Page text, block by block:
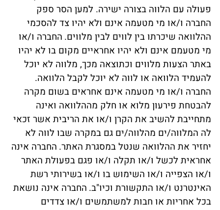
פעולה עם הלווה בצורה ישירה. למען הסר ספק
החברה ו/או מי מטעמה אינם ולא יהיו צד להסכמי
ההלוואה שיכרתו בין לווים לבין מלווים. החברה ו/או
מי מטעמם אינם ולא יהיו אחראיים מקום בו לא יהיו
באתר הצעות מלווים וכתוצאה מכך, מלווה לא יוכל
להעמיד הלוואה או לווה לא יוכל לקבל הלוואה.
החברה ו/או מי מטעמה אינם אחראים בשום מקרה
להבטחת פירעון מלוא או חלק מההלוואה ואינה
מתחייבת להשיב את הקרן ו/או את הריבית אשר זכאי
לה המלווה/ים מהלווה/ים גם במקרה שבו לווה לא
יחזיר את ההלוואה שנטל במסגרת האתר. החברה אינה
אחראית לכשל ו/או תקלה ו/או פגם בפעולת האתר
ו/או הצפייה ו/או השימוש בו ו/או בשירותי רשת
האינטרנט ו/או התקשורת וכיו"ב. החברה אינה נושאת
בכל אחריות או חבות למשתמשים ו/או צדדים